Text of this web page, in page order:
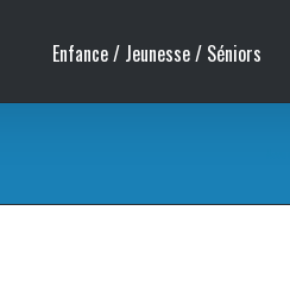
Enfance / Jeunesse / Séniors